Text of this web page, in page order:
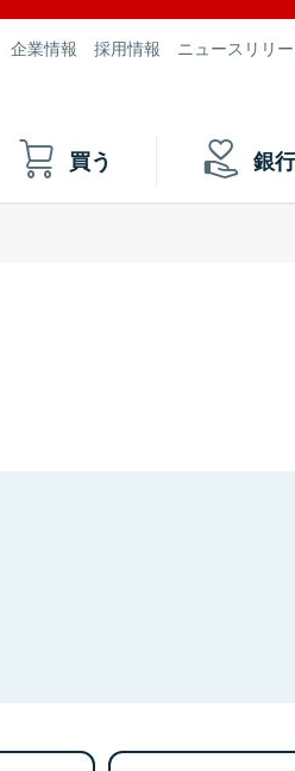
企業情報 採用情報 ニュースリリ
買う 銀